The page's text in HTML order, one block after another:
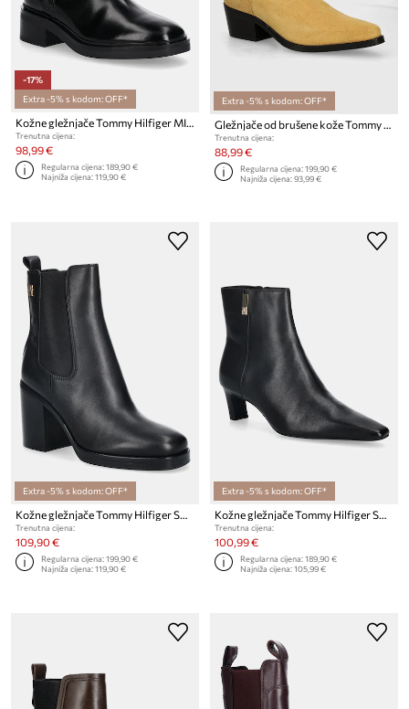
-17%
Extra -5% s kodom: OFF*
Kožne gležnjače Tommy Hilfiger MINIMAL ABRASIVATO CHELSEA
Trenutna cijena:
98,99 €
Regularna cijena:189,90 €
Najniža cijena:119,90 €
Extra -5% s kodom: OFF*
Gležnjače od brušene kože Tommy Hilfiger TH SUEDE COWBOY BOOT
Trenutna cijena:
88,99 €
Regularna cijena:199,90 €
Najniža cijena:93,99 €
Extra -5% s kodom: OFF*
Kožne gležnjače Tommy Hilfiger SQUARE TOE CHELSEA HIGH BLOCK HL
Trenutna cijena:
109,90 €
Regularna cijena:199,90 €
Najniža cijena:119,90 €
Extra -5% s kodom: OFF*
Kožne gležnjače Tommy Hilfiger SQUARE TOE KITTEN BOOTIE
Trenutna cijena:
100,99 €
Regularna cijena:189,90 €
Najniža cijena:105,99 €